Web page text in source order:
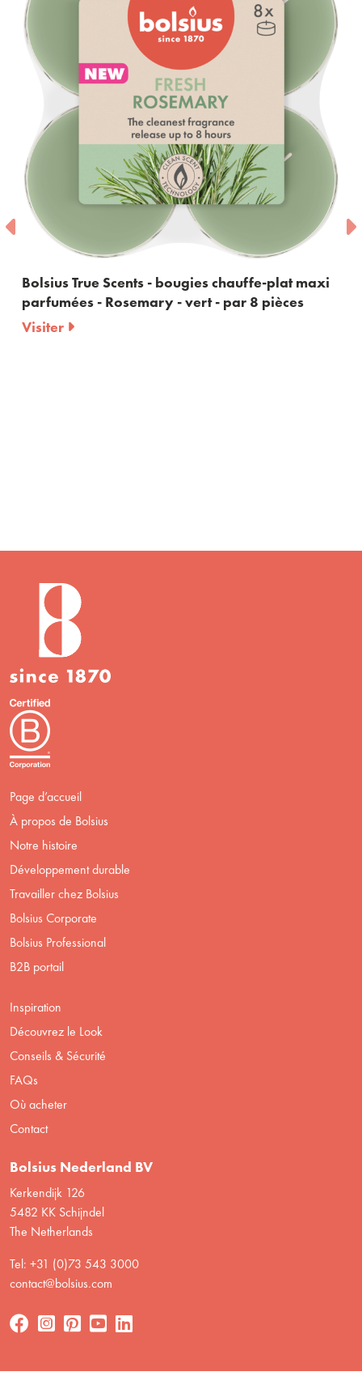
Bolsius True Scents - bougies chauffe-plat maxi
parfumées - Rosemary - vert - par 8 pièces
Visiter
Page d’accueil
À propos de Bolsius
Notre histoire
Développement durable
Travailler chez Bolsius
Bolsius Corporate
Bolsius Professional
B2B portail
Inspiration
Découvrez le Look
Conseils & Sécurité
FAQs
Où acheter
Contact
Bolsius Nederland BV
Kerkendijk 126
5482 KK Schijndel
The Netherlands
Tel: +31 (0)73 543 3000
contact@bolsius.com